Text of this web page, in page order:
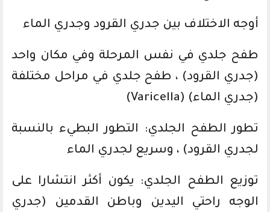
أوجه الاختلاف بين جدري القرود وجدري الماء
طفح جلدي في نفس المرحلة وفي مكان واحد
(جدري القرود) ، طفح جلدي في مراحل مختلفة
(جدري الماء) (Varicella)
تطور الطفح الجلدي: التطور البطيء بالنسبة
لجدري القرود) ، وسريع لجدري الماء
توزيع الطفح الجلدي: يكون أكثر انتشارا على
الوجه راحتي اليدين وباطن القدمين (جدري